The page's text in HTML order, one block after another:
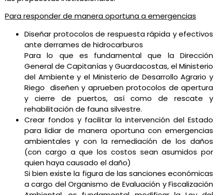
Para responder de manera oportuna a emergencias
Diseñar protocolos de respuesta rápida y efectivos
ante derrames de hidrocarburos
Para lo que es fundamental que la Dirección
General de Capitanías y Guardacostas, el Ministerio
del Ambiente y el Ministerio de Desarrollo Agrario y
Riego diseñen y aprueben protocolos de apertura
y cierre de puertos, así como de rescate y
rehabilitación de fauna silvestre.
Crear fondos y facilitar la intervención del Estado
para lidiar de manera oportuna con emergencias
ambientales y con la remediación de los daños
(con cargo a que los costos sean asumidos por
quien haya causado el daño)
Si bien existe la figura de las sanciones económicas
a cargo del Organismo de Evaluación y Fiscalización